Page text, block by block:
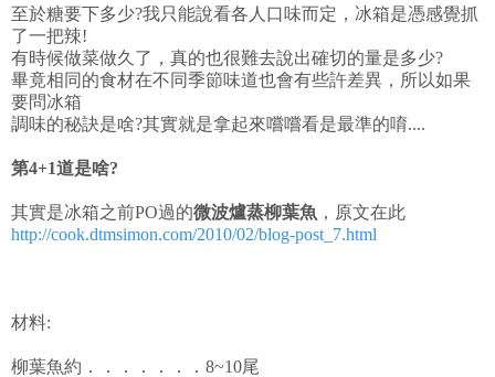
至於糖要下多少?我只能說看各人口味而定，冰箱是憑感覺抓
了一把辣!
有時候做菜做久了，真的也很難去說出確切的量是多少?
畢竟相同的食材在不同季節味道也會有些許差異，所以如果
要問冰箱
調味的秘訣是啥?其實就是拿起來嚐嚐看是最準的唷....
第4+1道是啥?
其實是冰箱之前PO過的微波爐蒸柳葉魚 ，原文在此
http://cook.dtmsimon.com/2010/02/blog-post_7.html
材料:
柳葉魚約．．．．．．．8~10尾